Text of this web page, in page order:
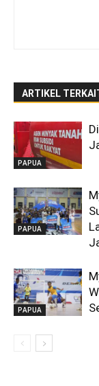
ARTIKEL
PAPUA
PAPUA
PAPUA